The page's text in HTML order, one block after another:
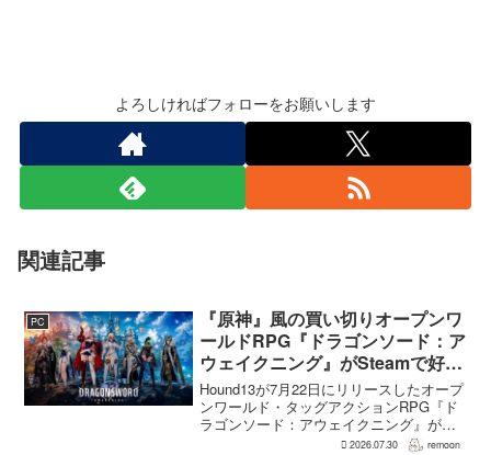
よろしければフォローをお願いします
関連記事
PC
『原神』風の買い切りオープンワ
ールドRPG『ドラゴンソード：ア
ウェイクニング』がSteamで好発
進。価格3,480円、レビュー5,000
件超で約90％好評
Hound13が7月22日にリリースしたオープ
ンワールド・タッグアクションRPG『ド
ラゴンソード：アウェイクニング』が、
Steamで好調なスタートを切った。7月30
2026.07.30 remoon